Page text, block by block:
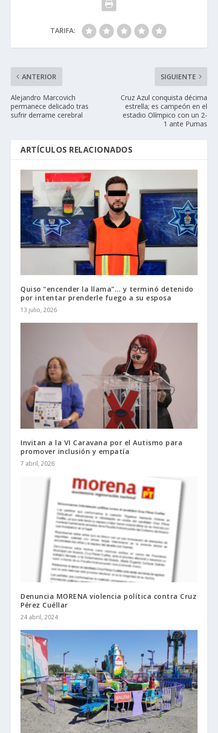
TARIFA:
ANTERIOR
Alejandro Marcovich
permanece delicado tras
sufrir derrame cerebral
SIGUIENTE
Cruz Azul conquista décima
estrella; es campeón en el
estadio Olímpico con un 2-
1 ante Pumas
ARTÍCULOS RELACIONADOS
Quiso “encender la llama”… y terminó detenido
por intentar prenderle fuego a su esposa
13 julio, 2026
Invitan a la VI Caravana por el Autismo para
promover inclusión y empatía
7 abril, 2026
Denuncia MORENA violencia política contra Cruz
Pérez Cuéllar
24 abril, 2024